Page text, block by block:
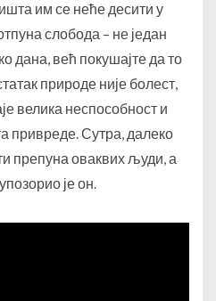
им се неће десити у
слобода – не један
дана, већ покушајте да то
природе није болест,
велика неспособност и
привреде. Сутра, далеко
препуна оваквих људи, а
је он.